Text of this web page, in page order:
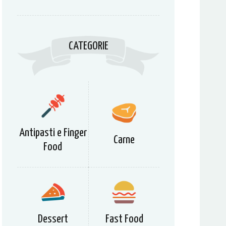
CATEGORIE
Antipasti e Finger
Food
Carne
Dessert Fast Food